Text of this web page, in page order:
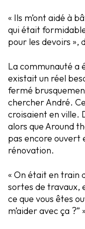
« Ils m’ont aidé à
qui était
pour les devoirs »,
La communauté a
existait un réel
fermé
chercher André.
croisaient en ville.
alors que Around
pas encore ouvert
rénovation.
« On était en train
sortes de travaux,
ce que vous êtes
m’aider avec ça